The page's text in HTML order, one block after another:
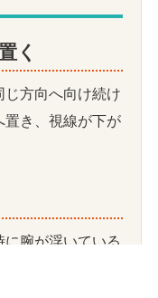
く
方向へ向け続け
置き、視線が下が
腕が浮いている
やひじ掛けを使